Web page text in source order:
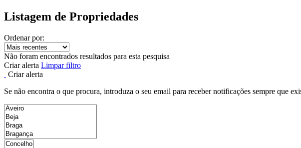
Listagem de Propriedades
Ordenar por:
Não foram encontrados resultados para esta pesquisa
Criar alerta Limpar filtro
Criar alerta
Se não encontra o que procura, introduza o seu email para receber notificações sempre que